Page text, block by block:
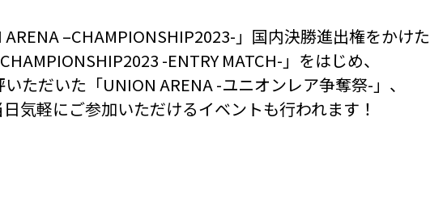
–CHAMPIONSHIP2023-」 国内決勝進出権をかけた
-ENTRY MATCH-」 をはじめ、
いただいた 「UNION ARENA -ユニオンレア争奪祭-」、
気軽にご参加いただけるイベントも行われます！